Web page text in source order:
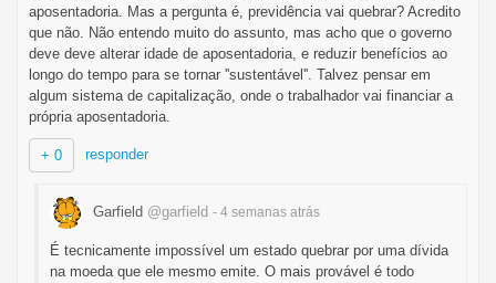
aposentadoria. Mas a pergunta é, previdência vai quebrar? Acredito
que não. Não entendo muito do assunto, mas acho que o governo
deve deve alterar idade de aposentadoria, e reduzir benefícios ao
longo do tempo para se tornar ''sustentável''. Talvez pensar em
algum sistema de capitalização, onde o trabalhador vai financiar a
própria aposentadoria.
+ 0 responder
Garfield @garfield - 4 semanas atrás
É tecnicamente impossível um estado quebrar por uma dívida
na moeda que ele mesmo emite. O mais provável é todo